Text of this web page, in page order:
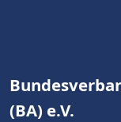
(BA) e.V.